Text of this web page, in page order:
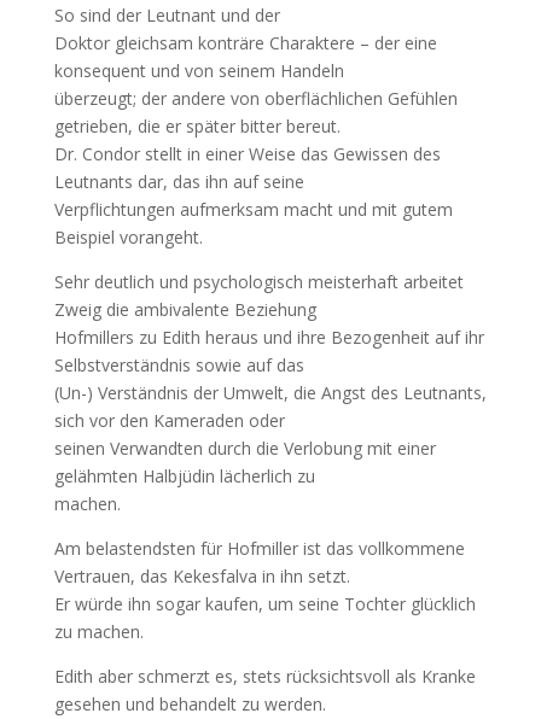
So sind der Leutnant und der
Doktor gleichsam konträre Charaktere – der eine
konsequent und von seinem Handeln
überzeugt; der andere von oberflächlichen Gefühlen
getrieben, die er später bitter bereut.
Dr. Condor stellt in einer Weise das Gewissen des
Leutnants dar, das ihn auf seine
Verpflichtungen aufmerksam macht und mit gutem
Beispiel vorangeht.
Sehr deutlich und psychologisch meisterhaft arbeitet
Zweig die ambivalente Beziehung
Hofmillers zu Edith heraus und ihre Bezogenheit auf ihr
Selbstverständnis sowie auf das
(Un-) Verständnis der Umwelt, die Angst des Leutnants,
sich vor den Kameraden oder
seinen Verwandten durch die Verlobung mit einer
gelähmten Halbjüdin lächerlich zu
machen.
Am belastendsten für Hofmiller ist das vollkommene
Vertrauen, das Kekesfalva in ihn setzt.
Er würde ihn sogar kaufen, um seine Tochter glücklich
zu machen.
Edith aber schmerzt es, stets rücksichtsvoll als Kranke
gesehen und behandelt zu werden.